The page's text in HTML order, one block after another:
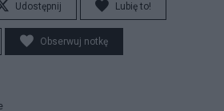
Udostępnij Lubię to!
Obserwuj notkę